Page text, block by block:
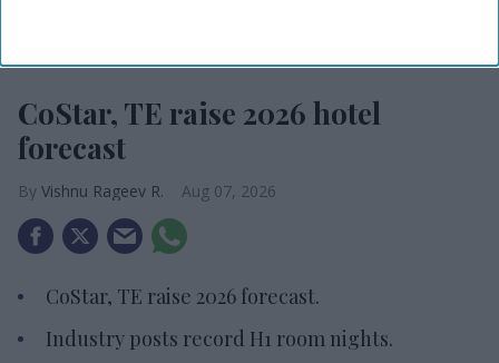
CoStar, TE raise 2026 hotel
forecast
Vishnu Rageev R. Aug 07, 2026
CoStar, TE raise 2026 forecast.
Industry posts record H1 room nights.